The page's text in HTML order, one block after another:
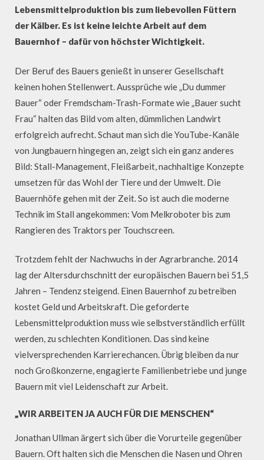
Lebensmittelproduktion bis zum liebevollen Füttern
der Kälber. Es ist keine leichte Arbeit auf dem
Bauernhof – dafür von höchster Wichtigkeit.
Der Beruf des Bauers genießt in unserer Gesellschaft
keinen hohen Stellenwert. Aussprüche wie „Du dummer
Bauer“ oder Fremdscham-Trash-Formate wie „Bauer sucht
Frau“ halten das Bild vom alten, dümmlichen Landwirt
erfolgreich aufrecht. Schaut man sich die YouTube-Kanäle
von Jungbauern hingegen an, zeigt sich ein ganz anderes
Bild: Stall-Management, Fleißarbeit, nachhaltige Konzepte
umsetzen für das Wohl der Tiere und der Umwelt. Die
Bauernhöfe gehen mit der Zeit. So ist auch die moderne
Technik im Stall angekommen: Vom Melkroboter bis zum
Rangieren des Traktors per Touchscreen.
Trotzdem fehlt der Nachwuchs in der Agrarbranche. 2014
lag der Altersdurchschnitt der europäischen Bauern bei 51,5
Jahren – Tendenz steigend. Einen Bauernhof zu betreiben
kostet Geld und Arbeitskraft. Die geforderte
Lebensmittelproduktion muss wie selbstverständlich erfüllt
werden, zu schlechten Konditionen. Das sind keine
vielversprechenden Karrierechancen. Übrig bleiben da nur
noch Großkonzerne, engagierte Familienbetriebe und junge
Bauern mit viel Leidenschaft zur Arbeit.
„WIR ARBEITEN JA AUCH FÜR DIE MENSCHEN“
Jonathan Ullman ärgert sich über die Vorurteile gegenüber
Bauern. Oft halten sich die Menschen die Nasen und Ohren